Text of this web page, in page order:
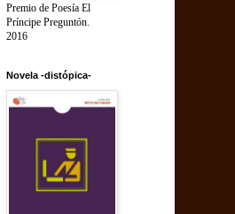
Premio de Poesía El
Príncipe Preguntón.
2016
Novela -distópica-